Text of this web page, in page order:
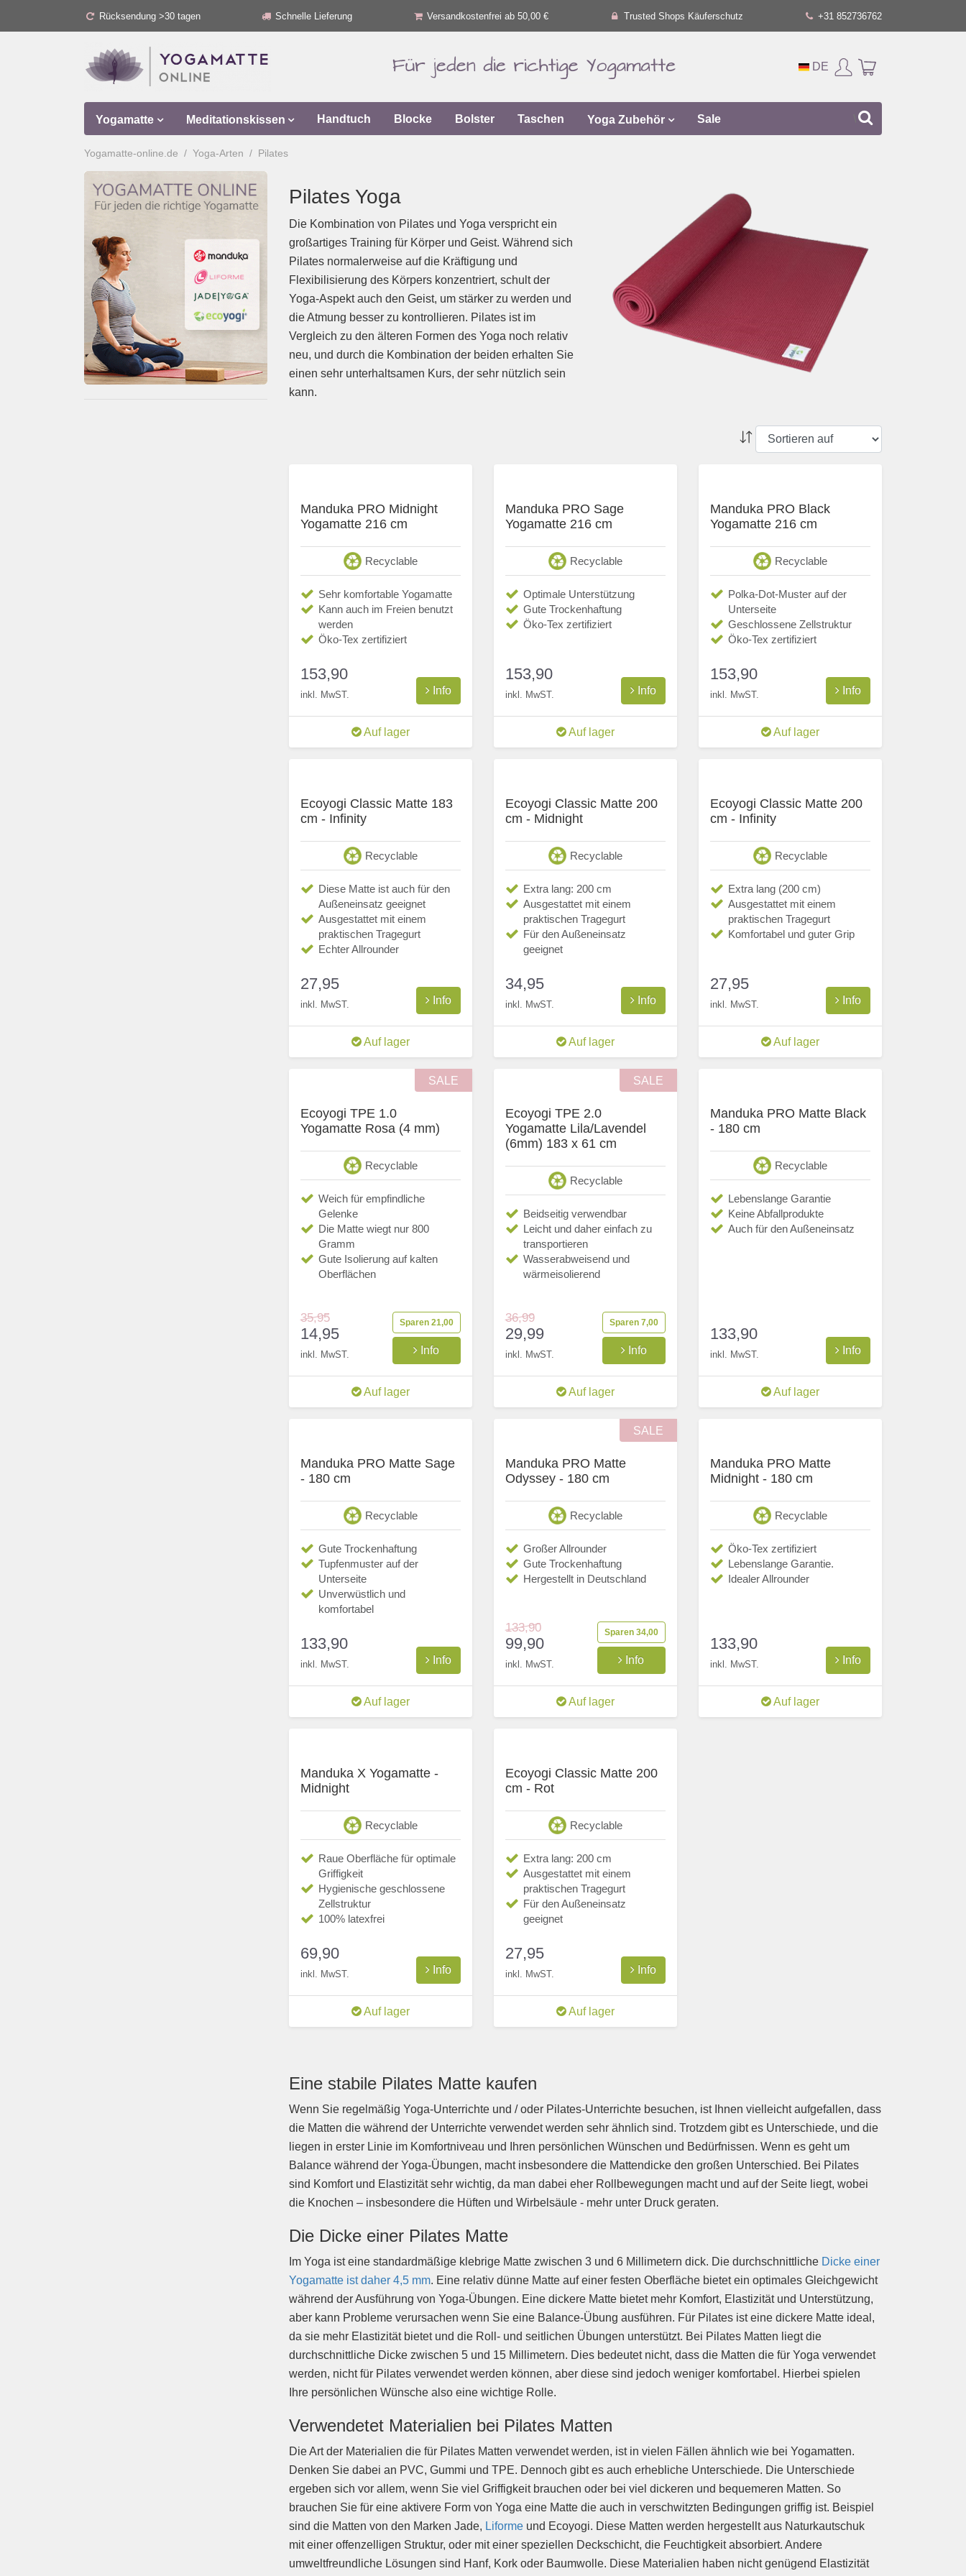
Rücksendung >30 tagen Schnelle Lieferung Versandkostenfrei ab 50,00 € Trusted Shops Käuferschutz +31 852736762
DE
Yogamatte Meditationskissen Handtuch Blocke Bolster Taschen Yoga Zubehör Sale
Yogamatte-online.de Yoga-Arten Pilates
Pilates Yoga
Die Kombination von Pilates und Yoga verspricht ein
großartiges Training für Körper und Geist. Während sich
Pilates normalerweise auf die Kräftigung und
Flexibilisierung des Körpers konzentriert, schult der
Yoga-Aspekt auch den Geist, um stärker zu werden und
die Atmung besser zu kontrollieren. Pilates ist im
Vergleich zu den älteren Formen des Yoga noch relativ
neu, und durch die Kombination der beiden erhalten Sie
einen sehr unterhaltsamen Kurs, der sehr nützlich sein
kann.
Manduka PRO Midnight
Yogamatte 216 cm
Recyclable
Sehr komfortable Yogamatte
Kann auch im Freien benutzt
werden
Öko-Tex zertifiziert
153,90
inkl. MwST. Info
Auf lager
Manduka PRO Sage
Yogamatte 216 cm
Recyclable
Optimale Unterstützung
Gute Trockenhaftung
Öko-Tex zertifiziert
153,90
inkl. MwST. Info
Auf lager
Manduka PRO Black
Yogamatte 216 cm
Recyclable
Polka-Dot-Muster auf der
Unterseite
Geschlossene Zellstruktur
Öko-Tex zertifiziert
153,90
inkl. MwST. Info
Auf lager
Ecoyogi Classic Matte 183
cm - Infinity
Recyclable
Diese Matte ist auch für den
Außeneinsatz geeignet
Ausgestattet mit einem
praktischen Tragegurt
Echter Allrounder
27,95
inkl. MwST. Info
Auf lager
Ecoyogi Classic Matte 200
cm - Midnight
Recyclable
Extra lang: 200 cm
Ausgestattet mit einem
praktischen Tragegurt
Für den Außeneinsatz
geeignet
34,95
inkl. MwST. Info
Auf lager
Ecoyogi Classic Matte 200
cm - Infinity
Recyclable
Extra lang (200 cm)
Ausgestattet mit einem
praktischen Tragegurt
Komfortabel und guter Grip
27,95
inkl. MwST. Info
Auf lager
SALE
Ecoyogi TPE 1.0
Yogamatte Rosa (4 mm)
Recyclable
Weich für empfindliche
Gelenke
Die Matte wiegt nur 800
Gramm
Gute Isolierung auf kalten
Oberflächen
35,95
14,95
inkl. MwST.
Sparen 21,00
Info
Auf lager
SALE
Ecoyogi TPE 2.0
Yogamatte Lila/Lavendel
(6mm) 183 x 61 cm
Recyclable
Beidseitig verwendbar
Leicht und daher einfach zu
transportieren
Wasserabweisend und
wärmeisolierend
36,99
29,99
inkl. MwST.
Sparen 7,00
Info
Auf lager
Manduka PRO Matte Black
- 180 cm
Recyclable
Lebenslange Garantie
Keine Abfallprodukte
Auch für den Außeneinsatz
133,90
inkl. MwST. Info
Auf lager
Manduka PRO Matte Sage
- 180 cm
Recyclable
Gute Trockenhaftung
Tupfenmuster auf der
Unterseite
Unverwüstlich und
komfortabel
133,90
inkl. MwST. Info
Auf lager
SALE
Manduka PRO Matte
Odyssey - 180 cm
Recyclable
Großer Allrounder
Gute Trockenhaftung
Hergestellt in Deutschland
133,90
99,90
inkl. MwST.
Sparen 34,00
Info
Auf lager
Manduka PRO Matte
Midnight - 180 cm
Recyclable
Öko-Tex zertifiziert
Lebenslange Garantie.
Idealer Allrounder
133,90
inkl. MwST. Info
Auf lager
Manduka X Yogamatte -
Midnight
Recyclable
Raue Oberfläche für optimale
Griffigkeit
Hygienische geschlossene
Zellstruktur
100% latexfrei
69,90
inkl. MwST. Info
Auf lager
Ecoyogi Classic Matte 200
cm - Rot
Recyclable
Extra lang: 200 cm
Ausgestattet mit einem
praktischen Tragegurt
Für den Außeneinsatz
geeignet
27,95
inkl. MwST. Info
Auf lager
Eine stabile Pilates Matte kaufen
Wenn Sie regelmäßig Yoga-Unterrichte und / oder Pilates-Unterrichte besuchen, ist Ihnen vielleicht aufgefallen, dass
die Matten die während der Unterrichte verwendet werden sehr ähnlich sind. Trotzdem gibt es Unterschiede, und die
liegen in erster Linie im Komfortniveau und Ihren persönlichen Wünschen und Bedürfnissen. Wenn es geht um
Balance während der Yoga-Übungen, macht insbesondere die Mattendicke den großen Unterschied. Bei Pilates
sind Komfort und Elastizität sehr wichtig, da man dabei eher Rollbewegungen macht und auf der Seite liegt, wobei
die Knochen – insbesondere die Hüften und Wirbelsäule - mehr unter Druck geraten.
Die Dicke einer Pilates Matte
Im Yoga ist eine standardmäßige klebrige Matte zwischen 3 und 6 Millimetern dick. Die durchschnittliche Dicke einer
Yogamatte ist daher 4,5 mm. Eine relativ dünne Matte auf einer festen Oberfläche bietet ein optimales Gleichgewicht
während der Ausführung von Yoga-Übungen. Eine dickere Matte bietet mehr Komfort, Elastizität und Unterstützung,
aber kann Probleme verursachen wenn Sie eine Balance-Übung ausführen. Für Pilates ist eine dickere Matte ideal,
da sie mehr Elastizität bietet und die Roll- und seitlichen Übungen unterstützt. Bei Pilates Matten liegt die
durchschnittliche Dicke zwischen 5 und 15 Millimetern. Dies bedeutet nicht, dass die Matten die für Yoga verwendet
werden, nicht für Pilates verwendet werden können, aber diese sind jedoch weniger komfortabel. Hierbei spielen
Ihre persönlichen Wünsche also eine wichtige Rolle.
Verwendetet Materialien bei Pilates Matten
Die Art der Materialien die für Pilates Matten verwendet werden, ist in vielen Fällen ähnlich wie bei Yogamatten.
Denken Sie dabei an PVC, Gummi und TPE. Dennoch gibt es auch erhebliche Unterschiede. Die Unterschiede
ergeben sich vor allem, wenn Sie viel Griffigkeit brauchen oder bei viel dickeren und bequemeren Matten. So
brauchen Sie für eine aktivere Form von Yoga eine Matte die auch in verschwitzten Bedingungen griffig ist. Beispiel
sind die Matten von den Marken Jade, Liforme und Ecoyogi. Diese Matten werden hergestellt aus Naturkautschuk
mit einer offenzelligen Struktur, oder mit einer speziellen Deckschicht, die Feuchtigkeit absorbiert. Andere
umweltfreundliche Lösungen sind Hanf, Kork oder Baumwolle. Diese Materialien haben nicht genügend Elastizität